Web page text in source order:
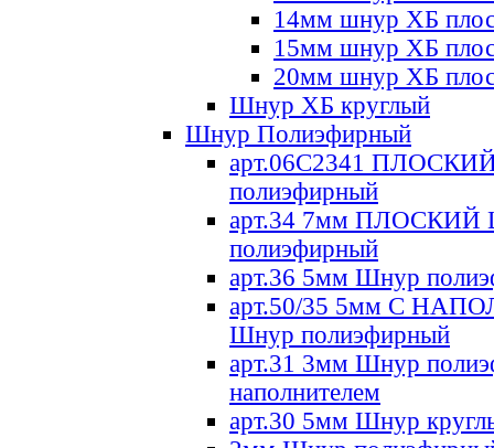
14мм шнур ХБ
15мм шнур ХБ
20мм шнур ХБ
Шнур ХБ круглый
Шнур Полиэфирный
арт.06С2341
полиэфирный
арт.34 7мм ПЛОСКИЙ
полиэфирный
арт.36 5мм Шнур
арт.50/35 5мм С
Шнур полиэфирный
арт.31 3мм Шнур
наполнителем
арт.30 5мм Шнур